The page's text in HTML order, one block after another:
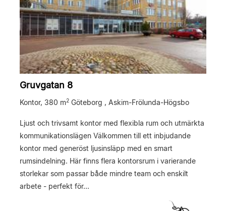
Gruvgatan 8
Kontor, 380 m2 Göteborg , Askim-Frölunda-Högsbo
Ljust och trivsamt kontor med flexibla rum och utmärkta
kommunikationslägen Välkommen till ett inbjudande
kontor med generöst ljusinsläpp med en smart
rumsindelning. Här finns flera kontorsrum i varierande
storlekar som passar både mindre team och enskilt
arbete - perfekt för...